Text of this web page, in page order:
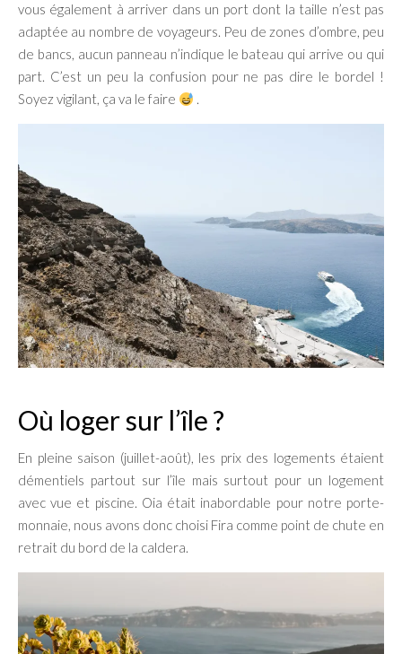
vous également à arriver dans un port dont la taille n’est pas
adaptée au nombre de voyageurs. Peu de zones d’ombre, peu
de bancs, aucun panneau n’indique le bateau qui arrive ou qui
part. C’est un peu la confusion pour ne pas dire le bordel !
Soyez vigilant, ça va le faire
.
Où loger sur l’île ?
En pleine saison (juillet-août), les prix des logements étaient
démentiels partout sur l’île mais surtout pour un logement
avec vue et piscine. Oia était inabordable pour notre porte-
monnaie, nous avons donc choisi Fira comme point de chute en
retrait du bord de la caldera.